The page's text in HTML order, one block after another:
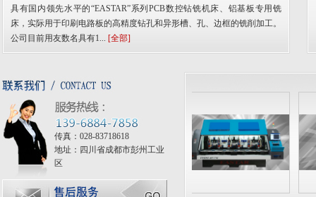
具有国内领先水平的“EASTAR”系列PCB数控钻铣机床、铝基板专用铣
床，实际用于印刷电路板的高精度钻孔和异形槽、孔、边框的铣削加工。
公司目前用友数名具有1... [全部]
传真：028-83718618
地址：四川省成都市彭州工业
区